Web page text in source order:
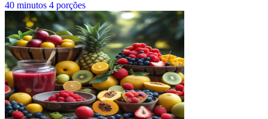
40 minutos 4 porções